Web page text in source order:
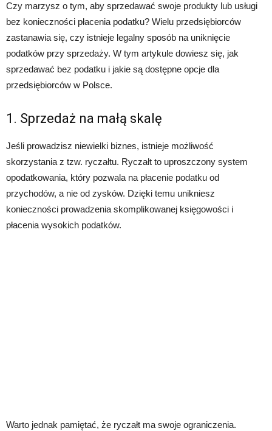
Czy marzysz o tym, aby sprzedawać swoje produkty lub usługi
bez konieczności płacenia podatku? Wielu przedsiębiorców
zastanawia się, czy istnieje legalny sposób na uniknięcie
podatków przy sprzedaży. W tym artykule dowiesz się, jak
sprzedawać bez podatku i jakie są dostępne opcje dla
przedsiębiorców w Polsce.
1. Sprzedaż na małą skalę
Jeśli prowadzisz niewielki biznes, istnieje możliwość
skorzystania z tzw. ryczałtu. Ryczałt to uproszczony system
opodatkowania, który pozwala na płacenie podatku od
przychodów, a nie od zysków. Dzięki temu unikniesz
konieczności prowadzenia skomplikowanej księgowości i
płacenia wysokich podatków.
Warto jednak pamiętać, że ryczałt ma swoje ograniczenia.